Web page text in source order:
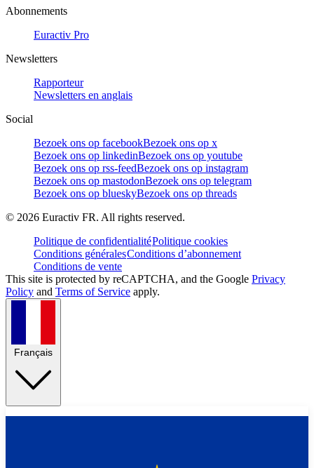
Abonnements
Euractiv Pro
Newsletters
Rapporteur
Newsletters en anglais
Social
Bezoek ons op facebookBezoek ons op x
Bezoek ons op linkedinBezoek ons op youtube
Bezoek ons op rss-feedBezoek ons op instagram
Bezoek ons op mastodonBezoek ons op telegram
Bezoek ons op blueskyBezoek ons op threads
© 2026 Euractiv FR. All rights reserved.
Politique de confidentialitéPolitique cookies
Conditions généralesConditions d’abonnement
Conditions de vente
This site is protected by reCAPTCHA, and the Google Privacy
Policy and Terms of Service apply.
Français